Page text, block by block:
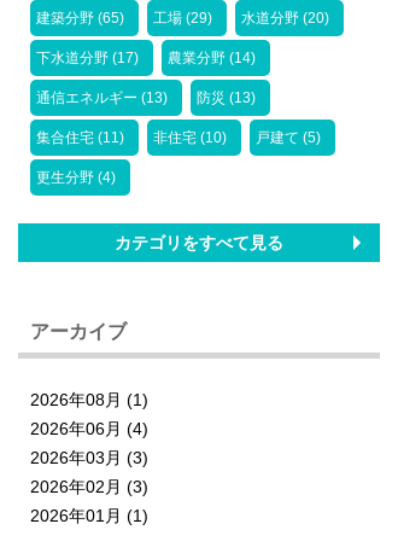
建築分野 (65) 工場 (29) 水道分野 (20)
下水道分野 (17) 農業分野 (14)
通信エネルギー (13) 防災 (13)
集合住宅 (11) 非住宅 (10) 戸建て (5)
更生分野 (4)
カテゴリをすべて見る
アーカイブ
2026年08月 (1)
2026年06月 (4)
2026年03月 (3)
2026年02月 (3)
2026年01月 (1)